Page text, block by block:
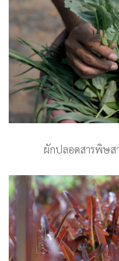
ผักปลอดสารพิษส